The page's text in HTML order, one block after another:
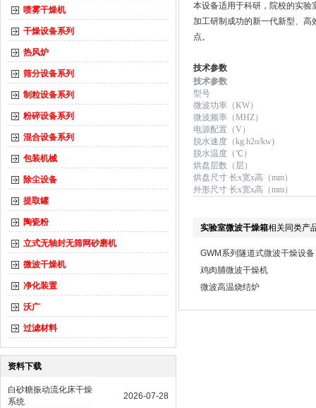
喷雾干燥机
干燥设备系列
热风炉
筛分设备系列
制粒设备系列
粉碎设备系列
混合设备系列
包装机械
除尘设备
提取罐
陶瓷粉
立式无轴封无筛网砂磨机
微波干燥机
净化装置
沃广
过滤材料
资料下载
白砂糖振动流化床干燥
系统
2026-07-28
本设备适用于科研，院校的实验
加工研制成功的新一代新型、高
点。
技术参数
技术参数
型号
微波功率（KW）
微波频率（MHZ）
电源配置（V）
脱水速度（kg.h2o/kw)
脱水温度（℃）
烘盘层数（层）
烘盘尺寸 长x宽x高（mm）
外形尺寸 长x宽x高（mm）
实验室微波干燥箱相关同类产
GWM系列隧道式微波干燥设备
鸡肉脯微波干燥机
微波高温烧结炉